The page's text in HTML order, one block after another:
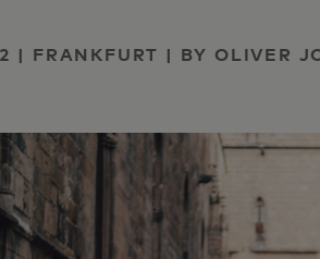
| FRANKFURT | BY OLIVER